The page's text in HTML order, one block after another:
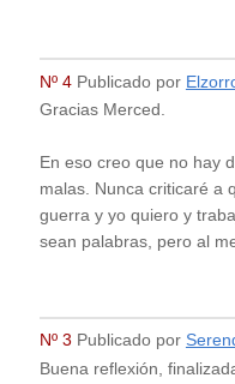
Nº 4Publicado por
Gracias Merced.
En eso creo que no hay
malas. Nunca criticaré a
guerra y yo quiero y
sean palabras, pero al
Nº 3 Publicado por
Buena reflexión,